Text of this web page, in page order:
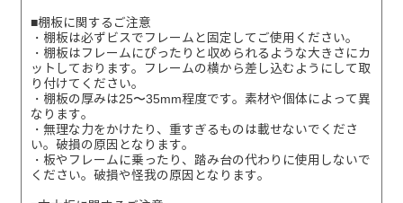
■棚板に関するご注意
・棚板は必ずビスでフレームと固定してご使用ください。
・棚板はフレームにぴったりと収められるような大きさにカ
ットしております。フレームの横から差し込むようにして取
り付けてください。
・棚板の厚みは25〜35mm程度です。素材や個体によって異
なります。
・無理な力をかけたり、重すぎるものは載せないでくださ
い。破損の原因となります。
・板やフレームに乗ったり、踏み台の代わりに使用しないで
ください。破損や怪我の原因となります。